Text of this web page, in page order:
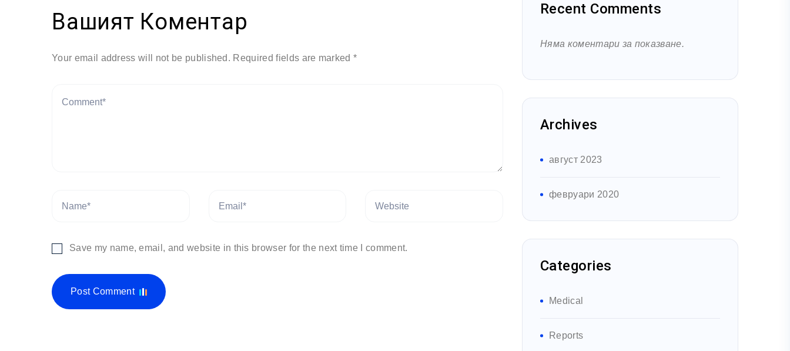
Вашият Коментар
Your email address will not be published. Required fields are marked *
Save my name, email, and website in this browser for the next time I comment.
Post Comment
Recent Comments
Няма коментари за показване.
Archives
август 2023
февруари 2020
Categories
Medical
Reports